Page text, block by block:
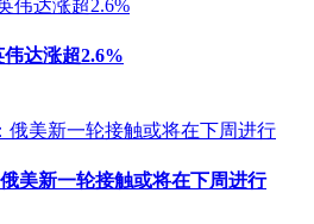
达涨超2.6%
美新一轮接触或将在下周进行